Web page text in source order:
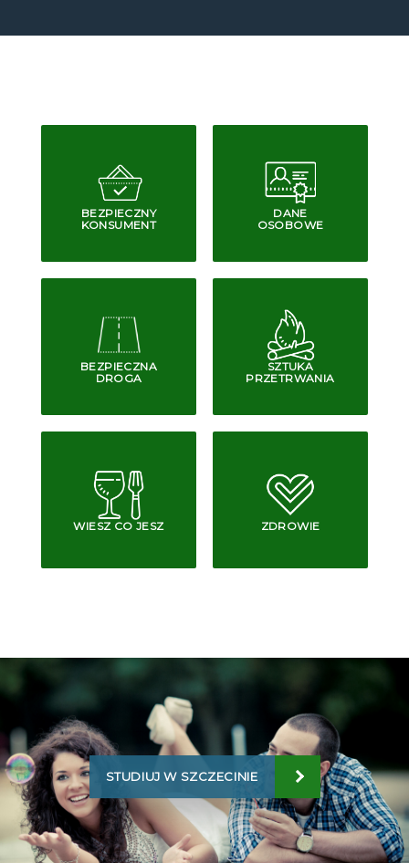
BEZPIECZNY
KONSUMENT
DANE
OSOBOWE
BEZPIECZNA
DROGA
SZTUKA
PRZETRWANIA
WIESZ CO JESZ ZDROWIE
STUDIUJ W SZCZECINIE